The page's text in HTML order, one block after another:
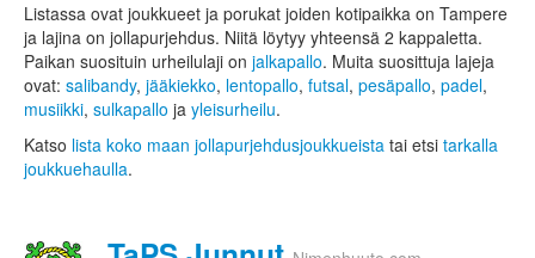
Listassa ovat joukkueet ja porukat joiden kotipaikka on Tampere
ja lajina on jollapurjehdus. Niitä löytyy yhteensä 2 kappaletta.
Paikan suosituin urheilulaji on jalkapallo. Muita suosittuja lajeja
ovat: salibandy, jääkiekko, lentopallo, futsal, pesäpallo, padel,
musiikki, sulkapallo ja yleisurheilu.
Katso lista koko maan jollapurjehdusjoukkueista tai etsi tarkalla
joukkuehaulla.